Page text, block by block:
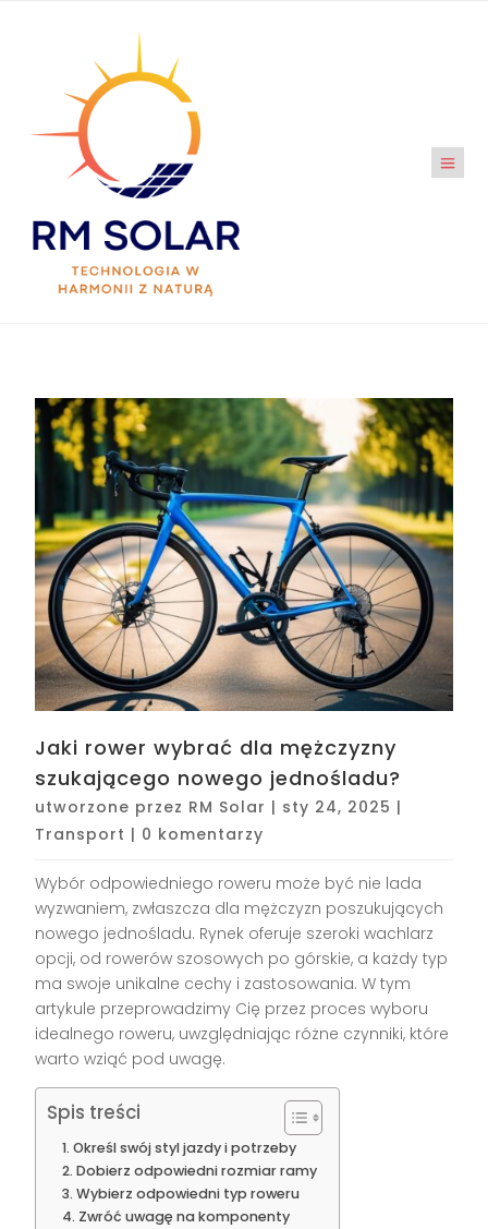
Jaki rower wybrać dla mężczyzny
szukającego nowego jednośladu?
utworzone przez RM Solar | sty 24, 2025 |
Transport | 0 komentarzy
Wybór odpowiedniego roweru może być nie lada
wyzwaniem, zwłaszcza dla mężczyzn poszukujących
nowego jednośladu. Rynek oferuje szeroki wachlarz
opcji, od rowerów szosowych po górskie, a każdy typ
ma swoje unikalne cechy i zastosowania. W tym
artykule przeprowadzimy Cię przez proces wyboru
idealnego roweru, uwzględniając różne czynniki, które
warto wziąć pod uwagę.
Spis treści
Określ swój styl jazdy i potrzeby
Dobierz odpowiedni rozmiar ramy
Wybierz odpowiedni typ roweru
Zwróć uwagę na komponenty